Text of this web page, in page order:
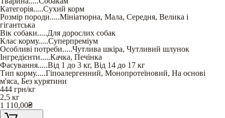
Категорія.....Сухий корм
Розмір породи.....Мініатюрна, Мала, Середня, Велика і
гігантська
Вік собаки.....Для дорослих собак
Клас корму.....Суперпреміум
Особливі потреби.....Чутлива шкіра, Чутливий шлунок
Інгредієнти.....Качка, Печінка
Фасування.....Від 1 до 3 кг, Від 14 до 17 кг
Тип корму.....Гіпоалергенний, Монопротеїновий, На основі
м'яса, Без курятини
444 грн/кг
2,5 кг
1 110,00₴